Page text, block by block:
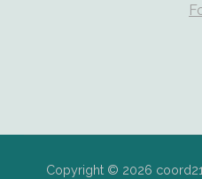
Copyright © 2026